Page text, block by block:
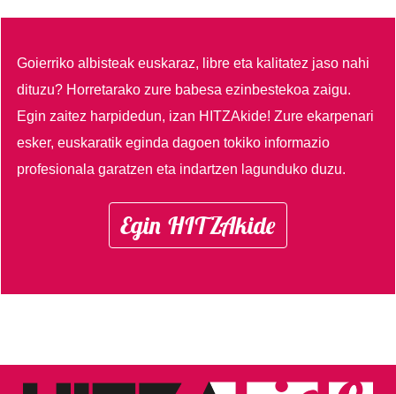
Goierriko albisteak euskaraz, libre eta kalitatez jaso nahi
dituzu? Horretarako zure babesa ezinbestekoa zaigu.
Egin zaitez harpidedun, izan HITZAkide!Zure ekarpenari
esker, euskaratik eginda dagoen tokiko informazio
profesionala garatzen eta indartzen lagunduko duzu.
Egin HITZAkide